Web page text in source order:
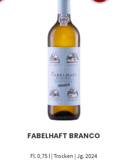
FABELHAFT BRANCO
Fl. 0,75 l | Trocken | Jg. 2024